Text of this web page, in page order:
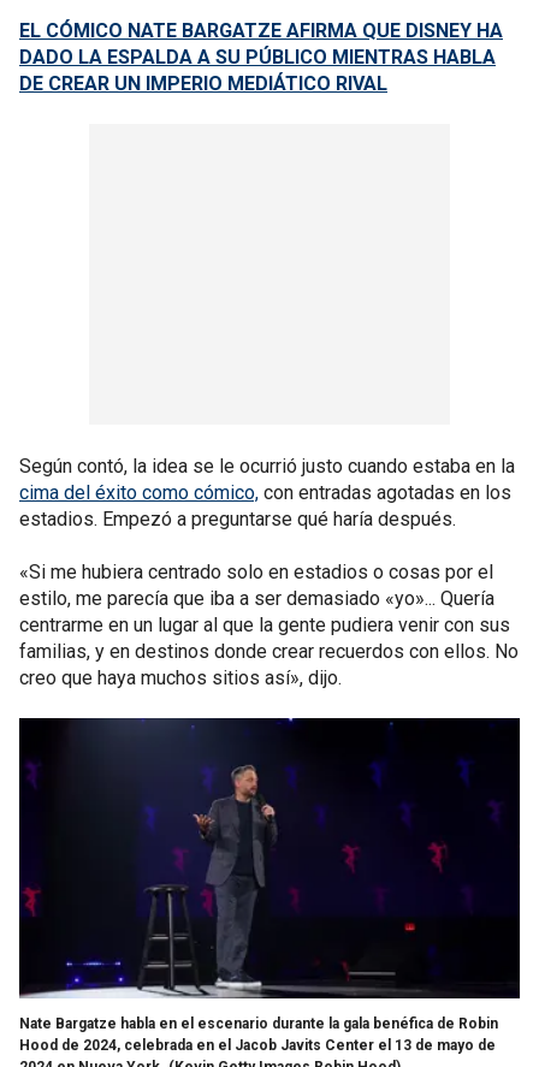
EL CÓMICO NATE BARGATZE AFIRMA QUE DISNEY HA
DADO LA ESPALDA A SU PÚBLICO MIENTRAS HABLA
DE CREAR UN IMPERIO MEDIÁTICO RIVAL
Según contó, la idea se le ocurrió justo cuando estaba en la
cima del éxito como cómico, con entradas agotadas en los
estadios. Empezó a preguntarse qué haría después.
«Si me hubiera centrado solo en estadios o cosas por el
estilo, me parecía que iba a ser demasiado «yo»... Quería
centrarme en un lugar al que la gente pudiera venir con sus
familias, y en destinos donde crear recuerdos con ellos. No
creo que haya muchos sitios así», dijo.
Nate Bargatze habla en el escenario durante la gala benéfica de Robin
Hood de 2024, celebrada en el Jacob Javits Center el 13 de mayo de